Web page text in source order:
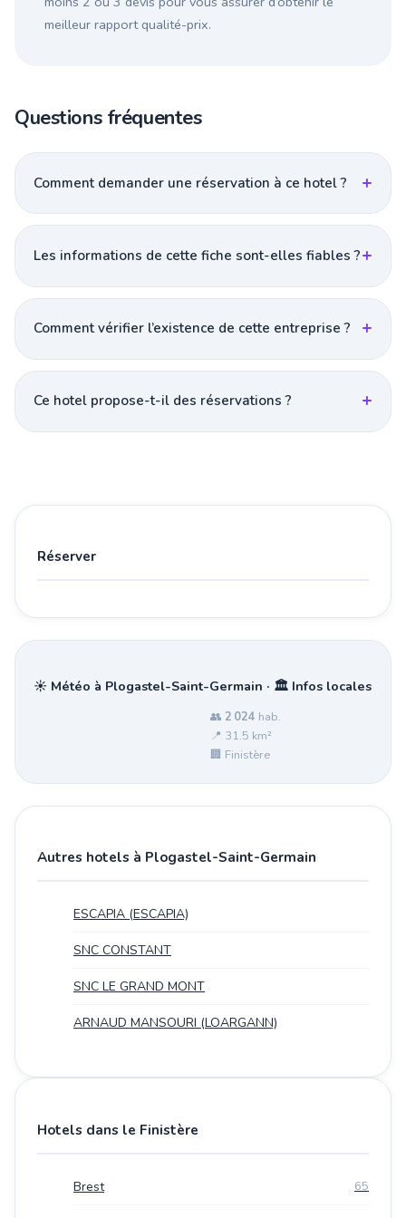
meilleur rapport qualité-prix.
Questions fréquentes
Comment demander une réservation à ce hotel ?
Les informations de cette fiche sont-elles fiables ?
Comment vérifier l’existence de cette entreprise ?
Ce hotel propose-t-il des réservations ?
Réserver
☀️ Météo à Plogastel-Saint-Germain · 🏛️ Infos locales
👥 2 024 hab.
📍 31.5 km²
🏢 Finistère
Autres hotels à Plogastel-Saint-Germain
ESCAPIA (ESCAPIA)
SNC CONSTANT
SNC LE GRAND MONT
ARNAUD MANSOURI (LOARGANN)
Hotels dans le Finistère
Brest 65